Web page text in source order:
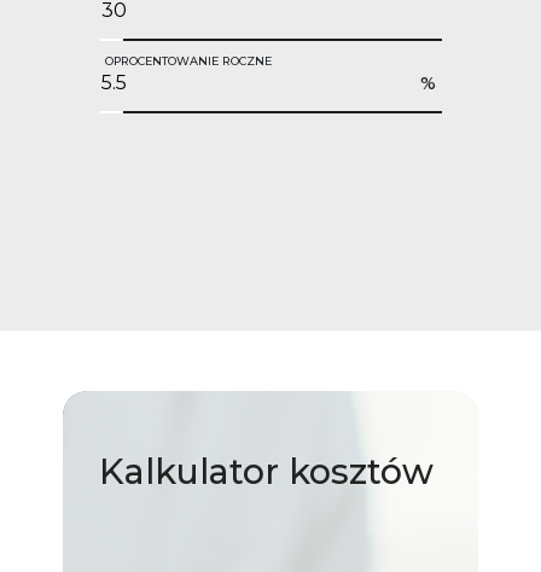
OPROCENTOWANIE ROCZNE
%
Kalkulator kosztów